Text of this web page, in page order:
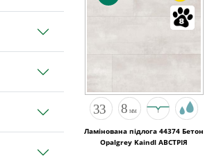
Ламінована підлога 44374 Бетон
Opalgrey Kaindl АВСТРІЯ